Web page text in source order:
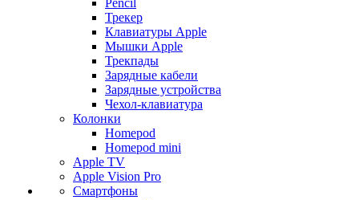
Pencil
Трекер
Клавиатуры Apple
Мышки Apple
Трекпады
Зарядные кабели
Зарядные устройства
Чехол-клавиатура
Колонки
Homepod
Homepod mini
Apple TV
Apple Vision Pro
Смартфоны